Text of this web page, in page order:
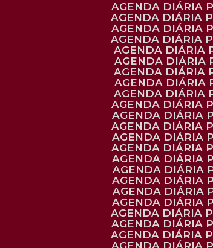
AGENDA DIÁRIA
AGENDA DIÁRIA
AGENDA DIÁRIA
AGENDA DIÁRIA
AGENDA DIÁRIA
AGENDA DIÁRIA
AGENDA DIÁRIA
AGENDA DIÁRIA
AGENDA DIÁRIA
AGENDA DIÁRIA
AGENDA DIÁRIA
AGENDA DIÁRIA
AGENDA DIÁRIA
AGENDA DIÁRIA
AGENDA DIÁRIA
AGENDA DIÁRIA
AGENDA DIÁRIA
AGENDA DIÁRIA
AGENDA DIÁRIA
AGENDA DIÁRIA
AGENDA DIÁRIA
AGENDA DIÁRIA
AGENDA DIÁRIA